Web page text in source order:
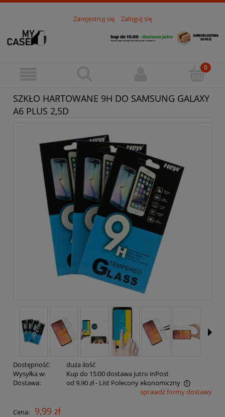
Zarejestruj się Zaloguj się
SZKŁO HARTOWANE 9H DO SAMSUNG GALAXY
A6 PLUS 2,5D
Dostępność:
duża ilość
Wysyłka w:
Kup do 15:00 dostawa jutro inPost
Dostawa:
od 9,90 zł- List Polecony ekonomiczny
Cena nie zawiera ewentualnych kosztów płatnościsprawdź formy dostawy
Cena: 9,99 zł